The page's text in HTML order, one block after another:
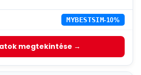
MYBESTSIM-10%
megtekintése →